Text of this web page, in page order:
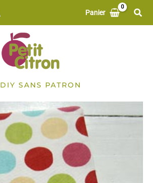
Panier
DIY SANS PATRON